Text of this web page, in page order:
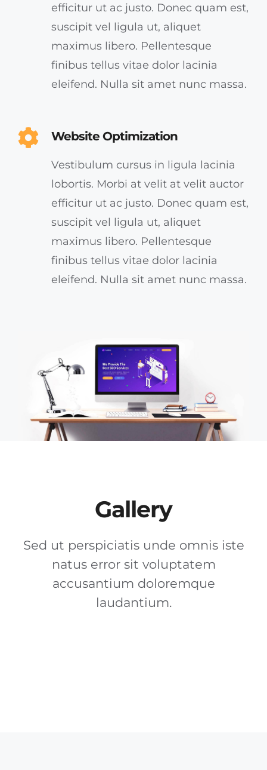
efficitur ut ac justo. Donec quam est,
suscipit vel ligula ut, aliquet
maximus libero. Pellentesque
finibus tellus vitae dolor lacinia
eleifend. Nulla sit amet nunc massa.
Website Optimization
Vestibulum cursus in ligula lacinia
lobortis. Morbi at velit at velit auctor
efficitur ut ac justo. Donec quam est,
suscipit vel ligula ut, aliquet
maximus libero. Pellentesque
finibus tellus vitae dolor lacinia
eleifend. Nulla sit amet nunc massa.
Gallery
Sed ut perspiciatis unde omnis iste
natus error sit voluptatem
accusantium doloremque
laudantium.